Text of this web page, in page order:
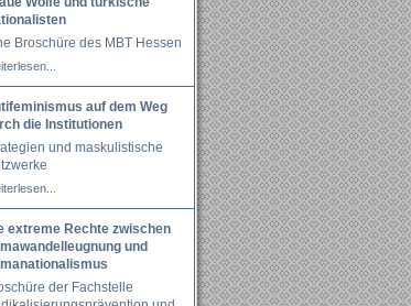
Broschüre des MBT Hessen
auf dem Weg
die Institutionen
und maskulistische
extreme Rechte zwischen
und
der Fachstelle